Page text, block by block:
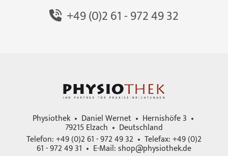
+49 (0)2 61 - 972 49 32
Physiothek • Daniel Wernet • Hernishöfe 3 •
79215 Elzach • Deutschland
Telefon: +49 (0)2 61 - 972 49 32 • Telefax: +49 (0)2
61 - 972 49 31 • E-Mail:shop@physiothek.de